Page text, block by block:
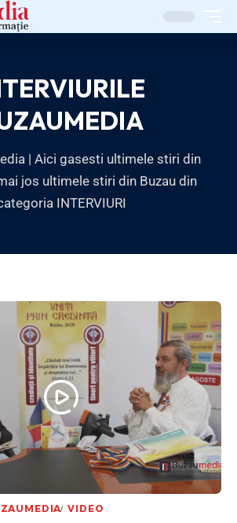
| Aici gasesti ultimele stiri din
jos ultimele stiri din Buzau din
INTERVIURI
VIDEO